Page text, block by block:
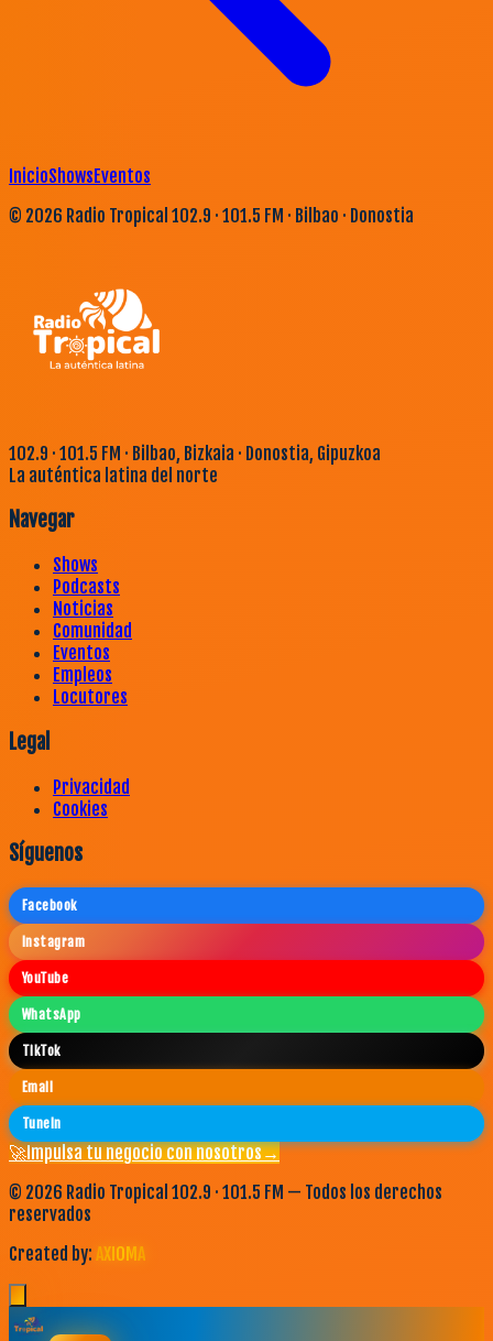
InicioShowsEventos
© 2026 Radio Tropical 102.9 · 101.5 FM · Bilbao · Donostia
102.9 · 101.5 FM · Bilbao, Bizkaia · Donostia, Gipuzkoa
La auténtica latina del norte
Navegar
Shows
Podcasts
Noticias
Comunidad
Eventos
Empleos
Locutores
Legal
Privacidad
Cookies
Síguenos
Facebook
Instagram
YouTube
WhatsApp
TikTok
Email
TuneIn
🚀Impulsa tu negocio con nosotros→
© 2026 Radio Tropical 102.9 · 101.5 FM — Todos los derechos
reservados
Created by: AXIOMA